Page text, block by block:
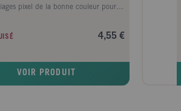
pixel de la bonne couleur pour
pixel, un bon moyen d’exercer
Idéal pour des enfants de
ou de début de primaire, à
4,55 €
VOIR PRODUIT